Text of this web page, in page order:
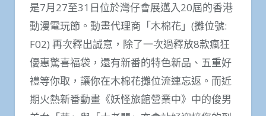
是7月27至31日位於灣仔會展邁入20屆的香港
動漫電玩節。動畫代理商「木棉花」(攤位號:
F02) 再次釋出誠意，除了一次過釋放8款瘋狂
優惠驚喜福袋，還有新番的特色新品、五重好
禮等你取，讓你在木棉花攤位流連忘返。而近
期火熱新番動畫《妖怪旅館營業中》中的俊男